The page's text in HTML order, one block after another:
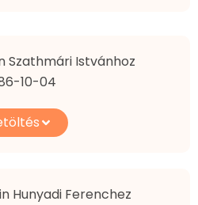
Szathmári Istvánhoz
10-04
Hunyadi Ferenchez